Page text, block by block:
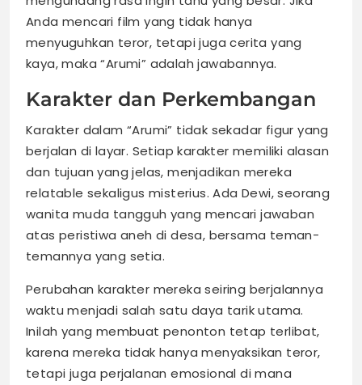
Anda mencari film yang tidak hanya
menyuguhkan teror, tetapi juga cerita yang
kaya, maka “Arumi” adalah jawabannya.
Karakter dan Perkembangan
Karakter dalam “Arumi” tidak sekadar figur yang
berjalan di layar. Setiap karakter memiliki alasan
dan tujuan yang jelas, menjadikan mereka
relatable sekaligus misterius. Ada Dewi, seorang
wanita muda tangguh yang mencari jawaban
atas peristiwa aneh di desa, bersama teman-
temannya yang setia.
Perubahan karakter mereka seiring berjalannya
waktu menjadi salah satu daya tarik utama.
Inilah yang membuat penonton tetap terlibat,
karena mereka tidak hanya menyaksikan teror,
tetapi juga perjalanan emosional di mana